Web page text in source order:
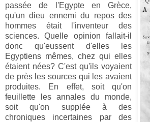
passée de l'Egypte en Grèce,
qu'un dieu ennemi du repos des
hommes était l'inventeur des
sciences. Quelle opinion fallait-il
donc qu'eussent d'elles les
Egyptiens mêmes, chez qui elles
étaient nées? C'est qu'ils voyaient
de près les sources qui les avaient
produites. En effet, soit qu'on
feuillette les annales du monde,
soit qu'on supplée à des
chroniques incertaines par des